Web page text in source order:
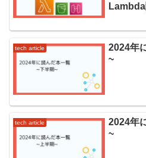
tech article
2024年
~
tech article
2024年
~